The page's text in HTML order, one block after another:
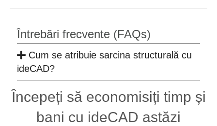
Întrebări frecvente (FAQs)
Cum se atribuie sarcina structurală cu
ideCAD?
Începeți să economisiți timp și
bani cu ideCAD astăzi